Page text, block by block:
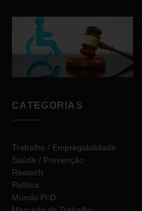
CATEGORIAS
Trabalho / Empregabilidade
Saúde / Prevenção
Reatech
Política
Mundo PcD